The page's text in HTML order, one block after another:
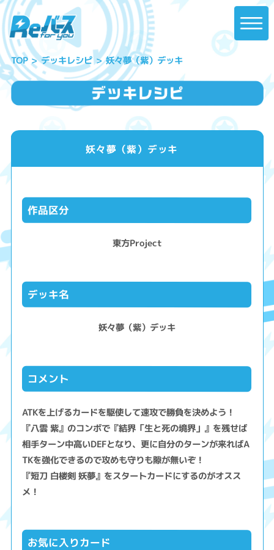
TOP デッキレシピ 妖々夢（紫）デッキ
妖々夢（紫）デッキ
作品区分
東方Project
デッキ名
妖々夢（紫）デッキ
コメント
ATKを上げるカードを駆使して速攻で勝負を決めよう！
『八雲 紫』のコンボで『結界「生と死の境界」』を残せば
相手ターン中高いDEFとなり、更に自分のターンが来ればA
TKを強化できるので攻めも守りも隙が無いぞ！
『短刀 白楼剣 妖夢』をスタートカードにするのがオスス
メ！
お気に入りカード